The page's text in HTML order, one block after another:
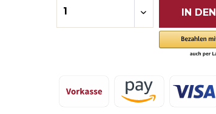
IN DEN